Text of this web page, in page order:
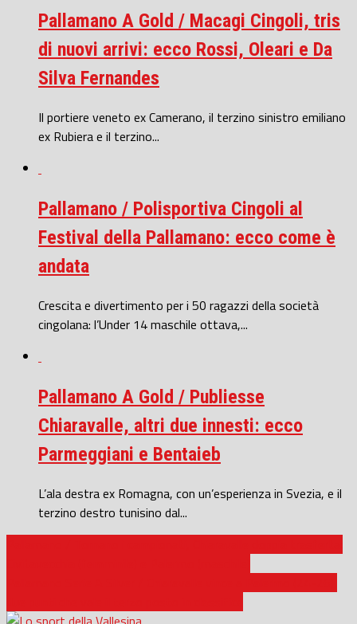
Pallamano A Gold / Macagi Cingoli, tris
di nuovi arrivi: ecco Rossi, Oleari e Da
Silva Fernandes
Il portiere veneto ex Camerano, il terzino sinistro emiliano
ex Rubiera e il terzino...
Pallamano / Polisportiva Cingoli al
Festival della Pallamano: ecco come è
andata
Crescita e divertimento per i 50 ragazzi della società
cingolana: l’Under 14 maschile ottava,...
Pallamano A Gold / Publiesse
Chiaravalle, altri due innesti: ecco
Parmeggiani e Bentaieb
L’ala destra ex Romagna, con un’esperienza in Svezia, e il
terzino destro tunisino dal...